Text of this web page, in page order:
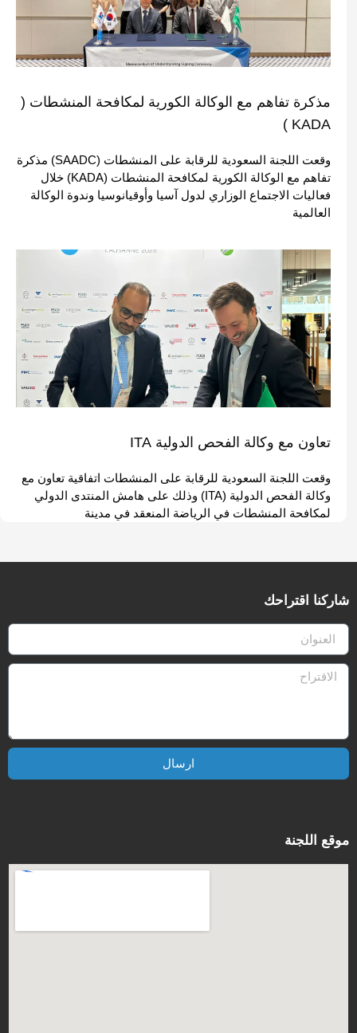
مذكرة تفاهم مع الوكالة الكورية لمكافحة المنشطات (
KADA )
وقعت اللجنة السعودية للرقابة على المنشطات (SAADC) مذكرة
تفاهم مع الوكالة الكورية لمكافحة المنشطات (KADA) خلال
فعاليات الاجتماع الوزاري لدول آسيا وأوقيانوسيا وندوة الوكالة
العالمية
تعاون مع وكالة الفحص الدولية ITA
وقعت اللجنة السعودية للرقابة على المنشطات اتفاقية تعاون مع
وكالة الفحص الدولية (ITA) وذلك على هامش المنتدى الدولي
لمكافحة المنشطات في الرياضة المنعقد في مدينة
شاركنا اقتراحك
ارسال
موقع اللجنة